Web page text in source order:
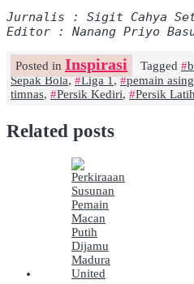
Jurnalis : Sigit Cahya
Editor : Nanang Priyo
Posted in Inspirasi Tagged
Sepak Bola, Liga 1, pemain
timnas, Persik Kediri, Persik
Related posts